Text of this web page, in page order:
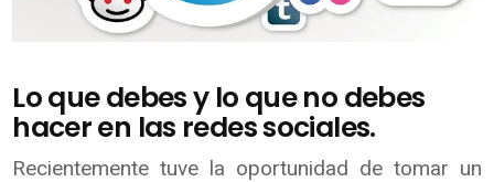
Lo que debes y lo que no debes
hacer en las redes sociales.
Recientemente tuve la oportunidad de tomar un